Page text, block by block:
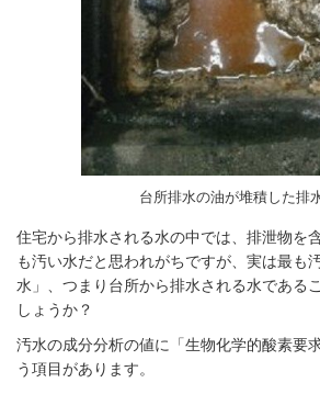
台所排水の油が堆積した排
住宅から排水される水の中では、排泄物を
も汚い水だと思われがちですが、実は最も
水」、つまり台所から排水される水である
しょうか？
汚水の成分分析の値に 「生物化学的酸素要
う項目があります。